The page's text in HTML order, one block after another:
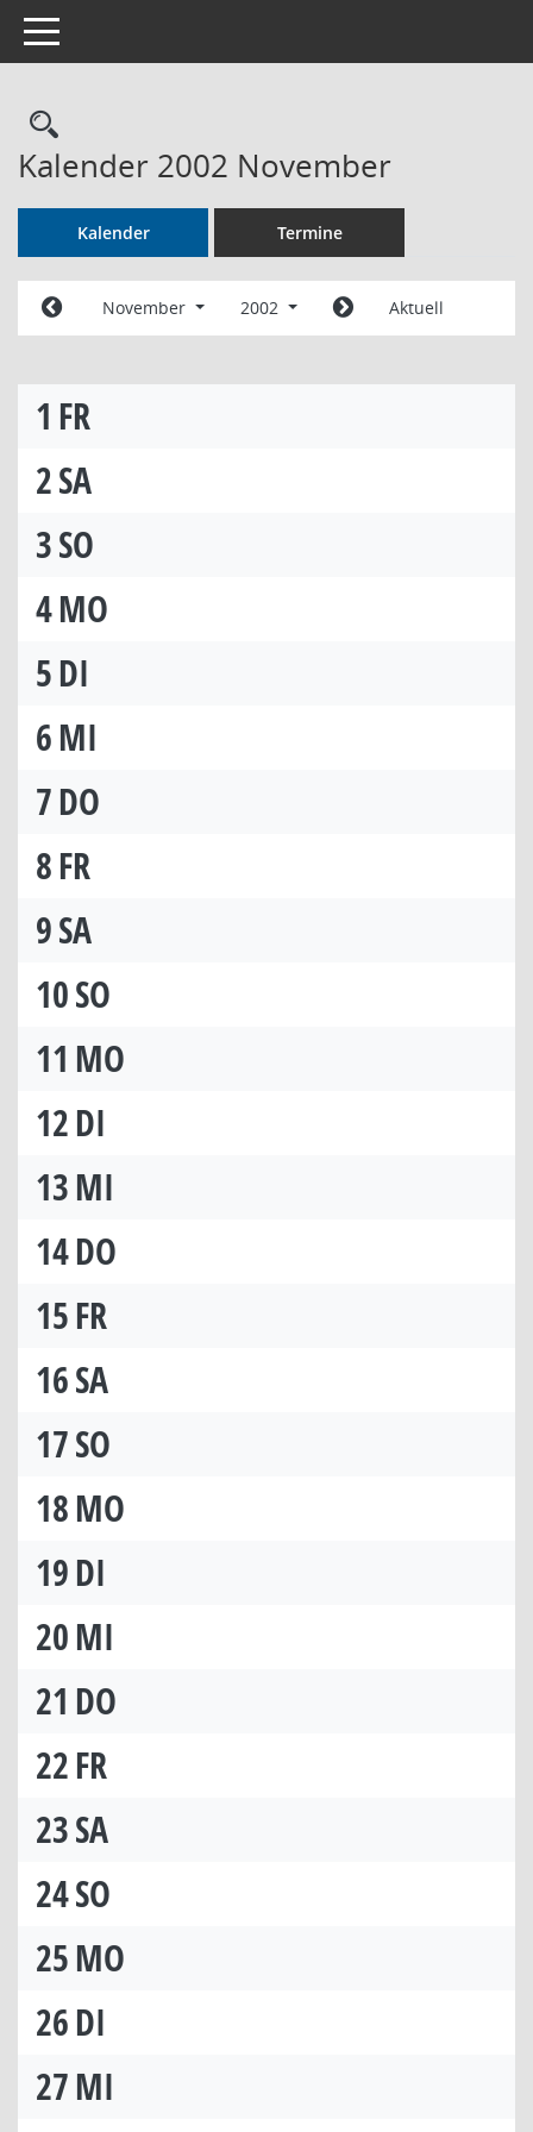
Toggle navigation
Rechercheauswahl
Kalender 2002 November
Kalender Termine
November 2002 Aktuell
1 FR
2SA
3SO
4MO
5DI
6MI
7DO
8FR
9SA
10SO
11 MO
12DI
13MI
14DO
15FR
16SA
17SO
18MO
19DI
20MI
21 DO
22FR
23SA
24SO
25MO
26DI
27MI